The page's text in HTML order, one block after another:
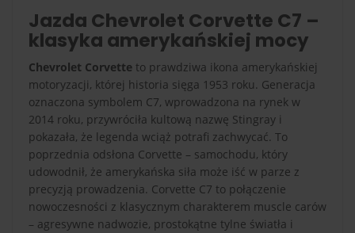
Jazda Chevrolet Corvette C7 –
klasyka amerykańskiej mocy
Chevrolet Corvette to prawdziwa ikona amerykańskiej
motoryzacji, której historia sięga 1953 roku. Generacja
oznaczona symbolem C7, wprowadzona na rynek w
2014 roku, przywróciła kultową nazwę Stingray i
pokazała, że legenda wciąż potrafi zachwycać. To
poprzednia odsłona Corvette – samochodu, który
udowodnił, że amerykańska siła może iść w parze z
precyzją prowadzenia. Corvette C7 to połączenie
nowoczesności z klasycznym charakterem muscle carów
– agresywne nadwozie, prostokątne tylne światła i